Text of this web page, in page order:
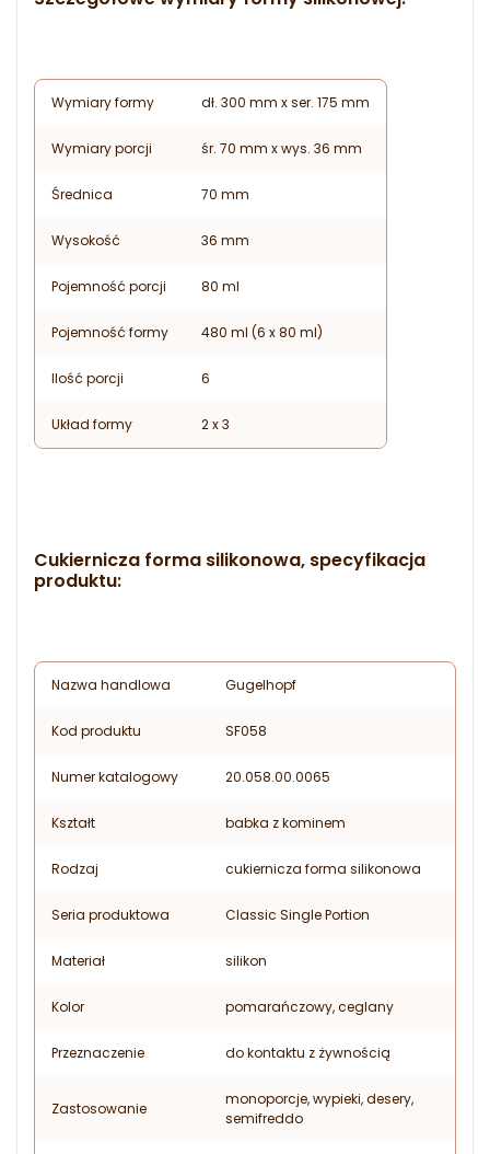
Wymiary formy dł. 300 mm x ser. 175 mm
Wymiary porcji śr. 70 mm x wys. 36 mm
Średnica 70 mm
Wysokość 36 mm
Pojemność porcji 80 ml
Pojemność formy 480 ml (6 x 80 ml)
Ilość porcji 6
Układ formy 2 x 3
Cukiernicza forma silikonowa, specyfikacja
produktu:
Nazwa handlowa Gugelhopf
Kod produktu SF058
Numer katalogowy 20.058.00.0065
Kształt babka z kominem
Rodzaj cukiernicza forma silikonowa
Seria produktowa Classic Single Portion
Materiał silikon
Kolor pomarańczowy, ceglany
Przeznaczenie do kontaktu z żywnością
Zastosowanie
monoporcje, wypieki, desery,
semifreddo